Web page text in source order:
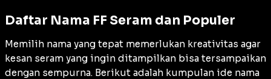
Daftar Nama FF Seram dan Populer
Memilih nama yang tepat memerlukan kreativitas agar
kesan seram yang ingin ditampilkan bisa tersampaikan
dengan sempurna. Berikut adalah kumpulan ide nama